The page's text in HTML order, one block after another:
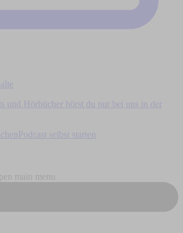
und Hörbücher hörst du nur bei uns in der
Podcast selbst starten
main menu